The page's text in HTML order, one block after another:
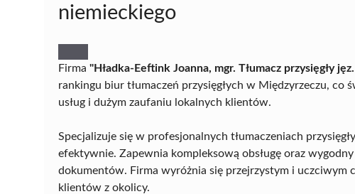
niemieckiego
Firma "Hładka-Eeftink Joanna, mgr. Tłumacz przysięgły
rankingu biur tłumaczeń przysięgłych w Międzyrzeczu, co
usług i dużym zaufaniu lokalnych klientów.
Specjalizuje się w profesjonalnych tłumaczeniach
efektywnie. Zapewnia kompleksową obsługę oraz
dokumentów. Firma wyróżnia się przejrzystym i uczciwym
klientów z okolicy.